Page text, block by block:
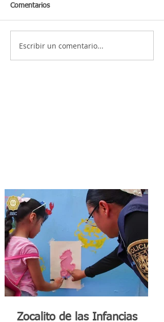
Comentarios
Escribir un comentario...
Zocalito de las Infancias